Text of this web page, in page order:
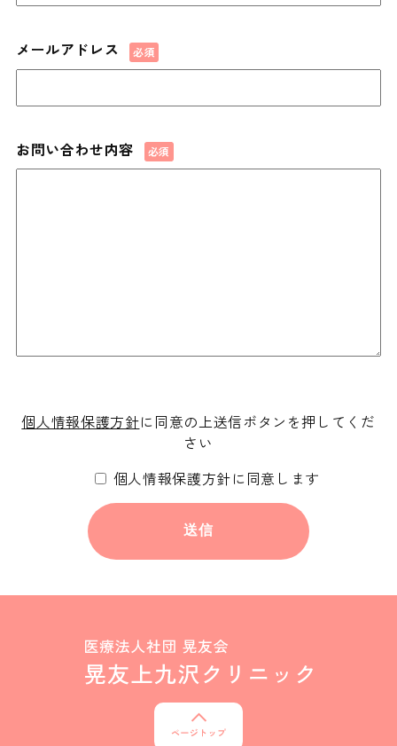
メールアドレス
お問い合わせ内容
個人情報保護方針に同意の上送信ボタンを押してくだ
さい
個人情報保護方針に同意します